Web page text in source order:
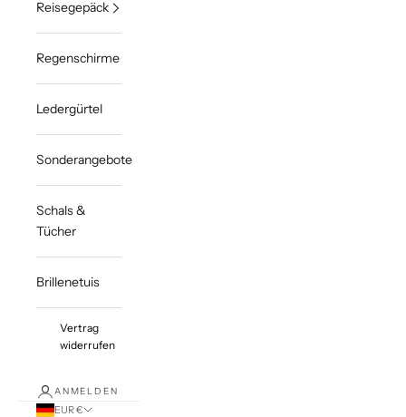
Reisegepäck
Regenschirme
Ledergürtel
Sonderangebote
Schals &
Tücher
Brillenetuis
Vertrag
widerrufen
ANMELDEN
EUR €